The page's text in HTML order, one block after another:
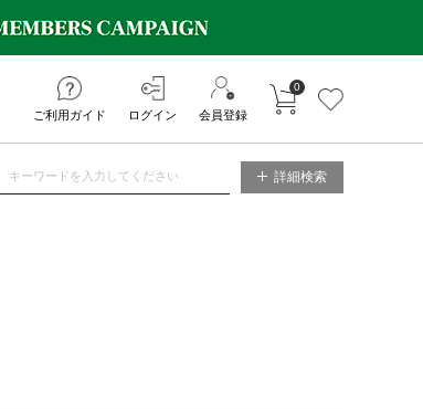
ご利用ガイド ログイン 会員登録
カートに入れる
0
詳細検索